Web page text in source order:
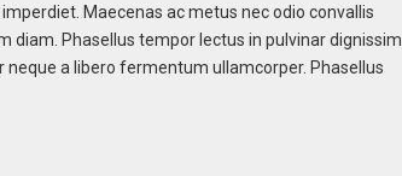
Maecenas ac metus nec odio convallis
diam. Phasellus tempor lectus in pulvinar dignissim.
a libero fermentum ullamcorper. Phasellus